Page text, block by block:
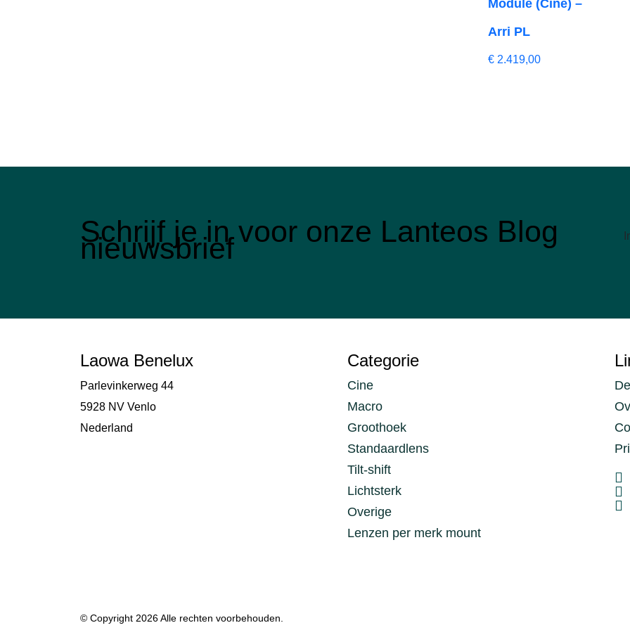
Module (Cine) –
Arri PL
€ 2.419,00
Schrijf je in voor onze Lanteos Blog
nieuwsbrief
Laowa Benelux
Parlevinkerweg 44
5928 NV Venlo
Nederland
Categorie
Cine
Macro
Groothoek
Standaardlens
Tilt-shift
Lichtsterk
Overige
Lenzen per merk mount
© Copyright 2026 Alle rechten voorbehouden.